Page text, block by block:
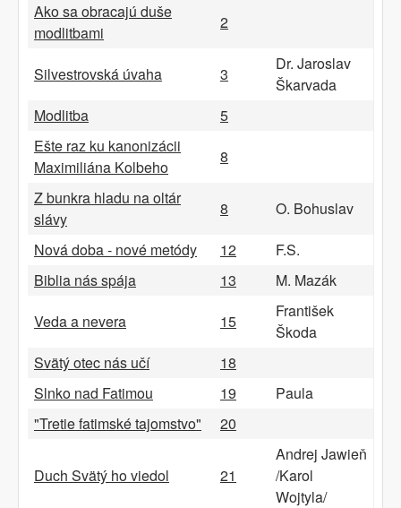
Ako sa obracajú duše
modlitbami
2
Silvestrovská úvaha 3
Dr. Jaroslav
Škarvada
Modlitba
5
Ešte raz ku kanonizácii
Maximiliána Kolbeho
8
Z bunkra hladu na oltár
slávy
8
O. Bohuslav
Nová doba - nové metódy
12
F.S.
Biblia nás spája
13
M. Mazák
Veda a nevera
15
František
Škoda
Svätý otec nás učí
18
Slnko nad Fatimou
19
Paula
"Tretie fatimské tajomstvo"
20
Duch Svätý ho viedol 21
Andrej Jawieň
/Karol
Wojtyla/